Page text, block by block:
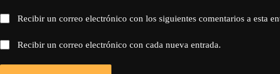
Recibir un correo electrónico con los siguientes comentarios a esta
Recibir un correo electrónico con cada nueva entrada.